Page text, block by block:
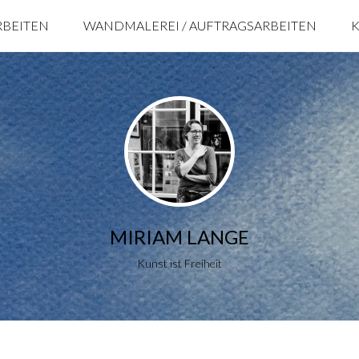
WANDMALEREI / AUFTRAGSARBEITEN
MIRIAM LANGE
Kunst ist Freiheit